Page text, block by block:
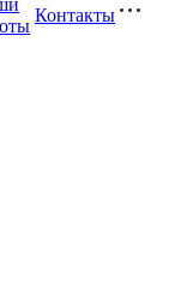
Контакты